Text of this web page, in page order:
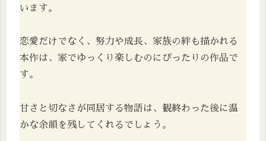
います。
恋愛だけでなく、努力や成長、家族の絆も描かれる
本作は、家でゆっくり楽しむのにぴったりの作品で
す。
甘さと切なさが同居する物語は、観終わった後に温
かな余韻を残してくれるでしょう。